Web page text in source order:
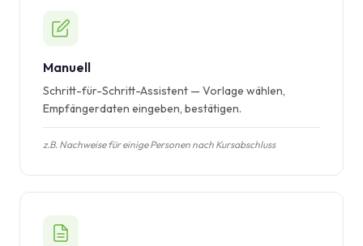
Manuell
Schritt-für-Schritt-Assistent — Vorlage wählen,
Empfängerdaten eingeben, bestätigen.
z.B. Nachweise für einige Personen nach Kursabschluss